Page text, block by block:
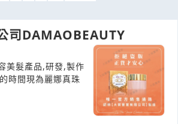
司DAMAOBEAUTY
美髮產品,研發,製作
時間現為麗娜真珠